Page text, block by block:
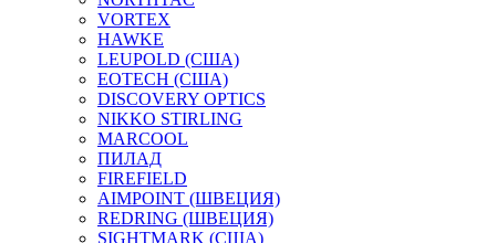
VORTEX
HAWKE
LEUPOLD (США)
EOTECH (США)
DISCOVERY OPTICS
NIKKO STIRLING
MARCOOL
ПИЛАД
FIREFIELD
AIMPOINT (ШВЕЦИЯ)
REDRING (ШВЕЦИЯ)
SIGHTMARK (США)